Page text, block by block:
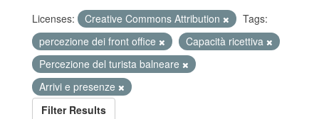
Licenses: Creative Commons Attribution
Tags:
percezione dei front office
Capacità ricettiva
Percezione del turista balneare
Arrivi e presenze
Filter Results